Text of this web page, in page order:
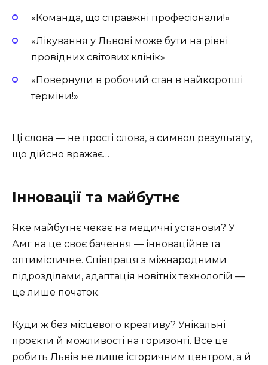
«Команда, що справжні професіонали!»
«Лікування у Львові може бути на рівні
провідних світових клінік»
«Повернули в робочий стан в найкоротші
терміни!»
Ці слова — не прості слова, а символ результату,
що дійсно вражає…
Інновації та майбутнє
Яке майбутнє чекає на медичні установи? У
Амг на це своє бачення — інноваційне та
оптимістичне. Співпраця з міжнародними
підрозділами, адаптація новітніх технологій —
це лише початок.
Куди ж без місцевого креативу? Унікальні
проєкти й можливості на горизонті. Все це
робить Львів не лише історичним центром, а й